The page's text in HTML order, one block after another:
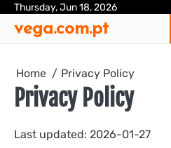
Skip
content
Thursday, Jun 18, 2026
vega.com.pt
Home Privacy Policy
Privacy Policy
Last updated: 2026-01-27